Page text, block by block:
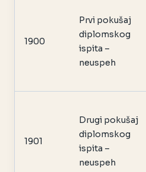
1900
Prvi pokušaj
diplomskog
ispita –
neuspeh
1901
Drugi pokušaj
diplomskog
ispita –
neuspeh